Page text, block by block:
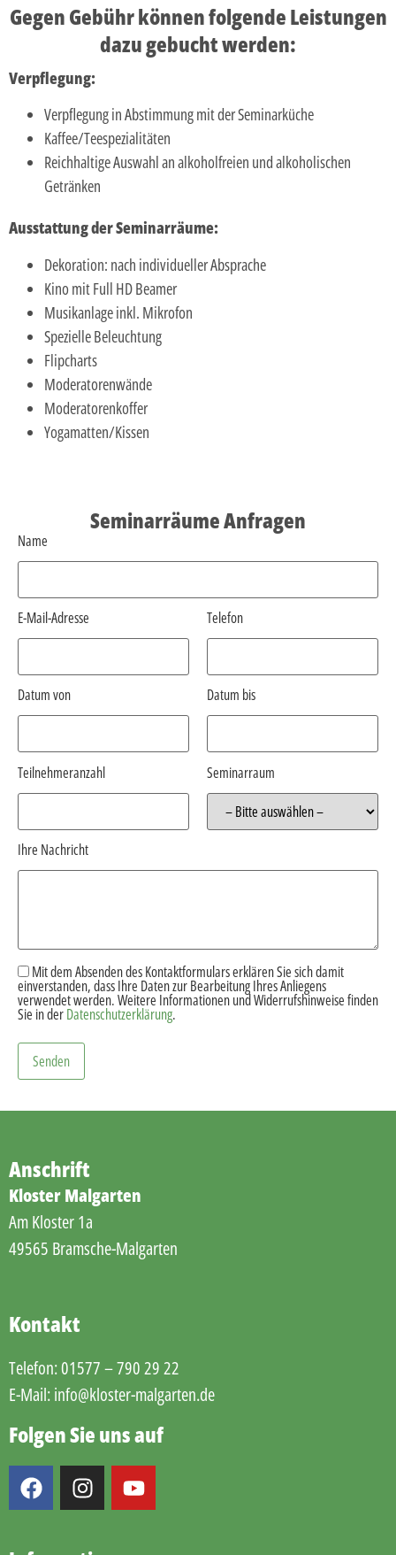
Gegen Gebühr können folgende Leistungen
dazu gebucht werden:
Verpflegung:
Verpflegung in Abstimmung mit der Seminarküche
Kaffee/Teespezialitäten
Reichhaltige Auswahl an alkoholfreien und alkoholischen
Getränken
Ausstattung der Seminarräume:
Dekoration: nach individueller Absprache
Kino mit Full HD Beamer
Musikanlage inkl. Mikrofon
Spezielle Beleuchtung
Flipcharts
Moderatorenwände
Moderatorenkoffer
Yogamatten/Kissen
Seminarräume Anfragen
Name
E-Mail-Adresse Telefon
Datum von Datum bis
Teilnehmeranzahl Seminarraum
Ihre Nachricht
Mit dem Absenden des Kontaktformulars erklären Sie sich damit
einverstanden, dass Ihre Daten zur Bearbeitung Ihres Anliegens
verwendet werden. Weitere Informationen und Widerrufshinweise finden
Sie in derDatenschutzerklärung.
Anschrift
Kloster Malgarten
Am Kloster 1a
49565 Bramsche-Malgarten
Kontakt
Telefon:01577 – 790 29 22
E-Mail:info@kloster-malgarten.de
Folgen Sie uns auf